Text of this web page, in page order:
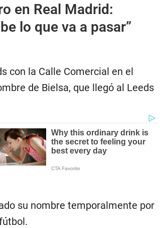
en Real Madrid:
lo que va a pasar”
con la Calle Comercial en el
de Bielsa, que llegó al Leeds
su nombre temporalmente por